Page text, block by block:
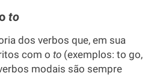
to
dos verbos que, em sua
com o to (exemplos: to go,
modais são sempre